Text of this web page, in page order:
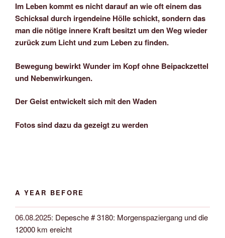
Im Leben kommt es nicht darauf an wie oft einem das
Schicksal durch irgendeine Hölle schickt, sondern das
man die nötige innere Kraft besitzt um den Weg wieder
zurück zum Licht und zum Leben zu finden.
Bewegung bewirkt Wunder im Kopf ohne Beipackzettel
und Nebenwirkungen.
Der Geist entwickelt sich mit den Waden
Fotos sind dazu da gezeigt zu werden
A YEAR BEFORE
06.08.2025: Depesche # 3180: Morgenspaziergang und die
12000 km ereicht